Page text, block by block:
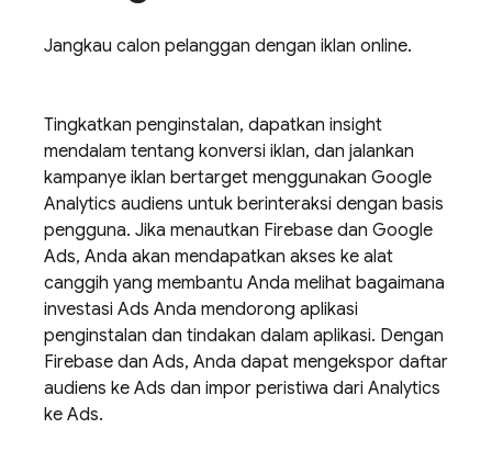
Jangkau calon pelanggan dengan iklan online.
Tingkatkan penginstalan, dapatkan insight
mendalam tentang konversi iklan, dan jalankan
kampanye iklan bertarget menggunakan Google
Analytics audiens untuk berinteraksi dengan basis
pengguna. Jika menautkan Firebase dan Google
Ads, Anda akan mendapatkan akses ke alat
canggih yang membantu Anda melihat bagaimana
investasi Ads Anda mendorong aplikasi
penginstalan dan tindakan dalam aplikasi. Dengan
Firebase dan Ads, Anda dapat mengekspor daftar
audiens ke Ads dan impor peristiwa dari Analytics
ke Ads.